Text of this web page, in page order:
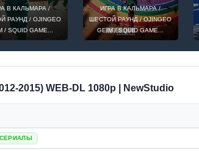
В КАЛЬМАРА /
РАУНД / OJINGEO
/ SQUID GAME...
ИГРА В КАЛЬМАРА /
ШЕСТОЙ РАУНД / OJINGEO
GEIM / SQUID GAME...
2015) WEB-DL 1080p | NewStudio